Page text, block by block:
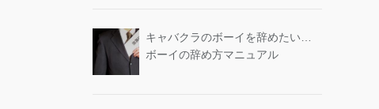
キャバクラのボーイを辞めたい…
ボーイの辞め方マニュアル